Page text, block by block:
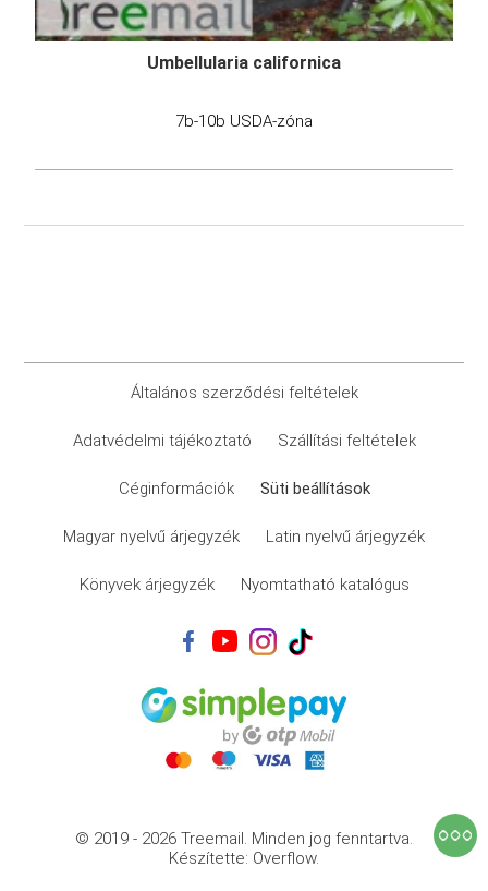
Umbellularia californica
7b-10b USDA-zóna
Általános szerződési feltételek
Adatvédelmi tájékoztató Szállítási feltételek
Céginformációk Süti beállítások
Magyar nyelvű árjegyzék Latin nyelvű árjegyzék
Könyvek árjegyzék Nyomtatható katalógus
© 2019 - 2026 Treemail. Minden jog fenntartva.
Készítette: Overflow.